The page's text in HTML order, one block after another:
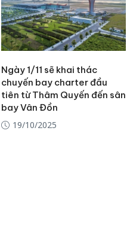
Ngày 1/11 sẽ khai thác
chuyến bay charter đầu
tiên từ Thâm Quyến đến sân
bay Vân Đồn
19/10/2025